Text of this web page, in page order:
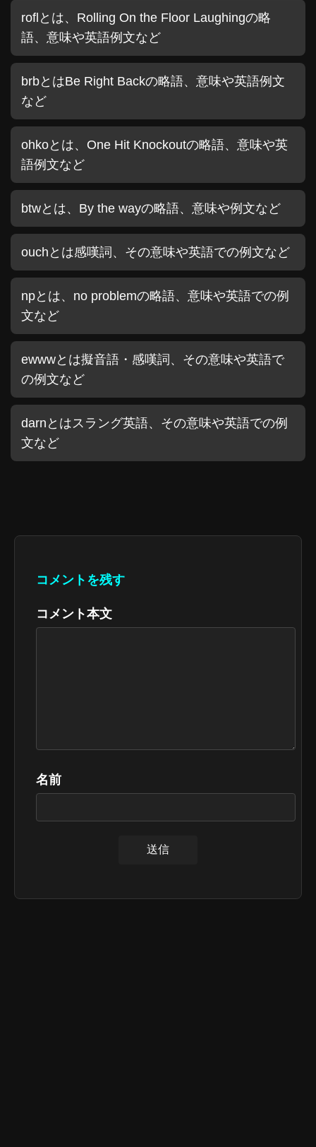
roflとは、Rolling On the Floor Laughingの略
語、意味や英語例文など
brbとはBe Right Backの略語、意味や英語例文
など
ohkoとは、One Hit Knockoutの略語、意味や英
語例文など
btwとは、By the wayの略語、意味や例文など
ouchとは感嘆詞、その意味や英語での例文など
npとは、no problemの略語、意味や英語での例
文など
ewwwとは擬音語・感嘆詞、その意味や英語で
の例文など
darnとはスラング英語、その意味や英語での例
文など
コメントを残す
コメント本文
名前